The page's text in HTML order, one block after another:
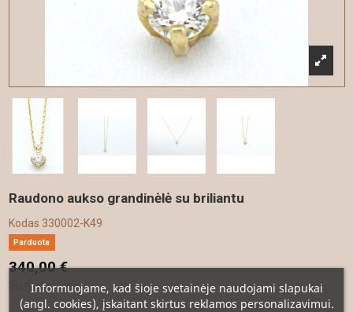
Raudono aukso grandinėlė su briliantu
Kodas 330002-K49
Parduota
340,00 €
Su mokesčiais
Informuojame, kad šioje svetainėje naudojami slapukai
(angl. cookies), įskaitant skirtus reklamos personalizavimui.